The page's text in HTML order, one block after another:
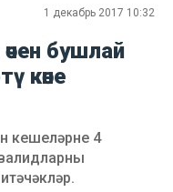
1 декабрь 2017 10:32
бушлай
көне
кешеләрне 4